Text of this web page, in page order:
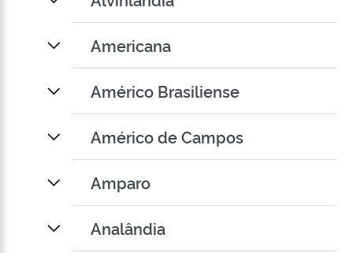
Americana
Américo Brasiliense
Américo de Campos
Amparo
Analândia